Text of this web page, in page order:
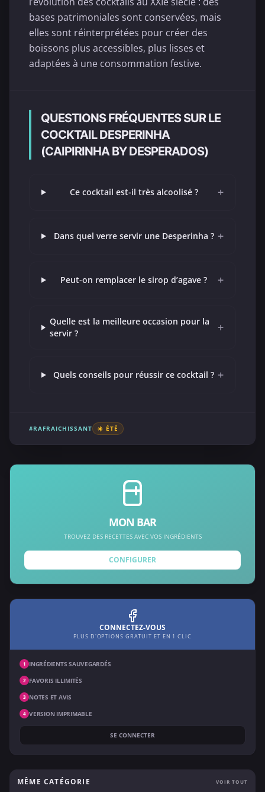
bases patrimoniales sont conservées, mais
elles sont réinterprétées pour créer des
boissons plus accessibles, plus lisses et
adaptées à une consommation festive.
QUESTIONS FRÉQUENTES SUR LE
COCKTAIL DESPERINHA
(CAIPIRINHA BY DESPERADOS)
Ce cocktail est-il très alcoolisé ? +
Dans quel verre servir une Desperinha ? +
Peut-on remplacer le sirop d’agave ? +
Quelle est la meilleure occasion pour la
servir ?
+
Quels conseils pour réussir ce cocktail ? +
#RAFRAICHISSANT ☀️ ÉTÉ
MON BAR
TROUVEZ DES RECETTES AVEC VOS INGRÉDIENTS
CONFIGURER
CONNECTEZ-VOUS
PLUS D'OPTIONS GRATUIT ET EN 1 CLIC
1 INGRÉDIENTS SAUVEGARDÉS
2 FAVORIS ILLIMITÉS
3 NOTES ET AVIS
4 VERSION IMPRIMABLE
SE CONNECTER
MÊME CATÉGORIE VOIR TOUT